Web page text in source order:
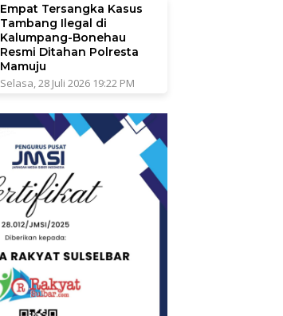
Empat Tersangka Kasus
Tambang Ilegal di
Kalumpang-Bonehau
Resmi Ditahan Polresta
Mamuju
Selasa, 28 Juli 2026 19:22 PM